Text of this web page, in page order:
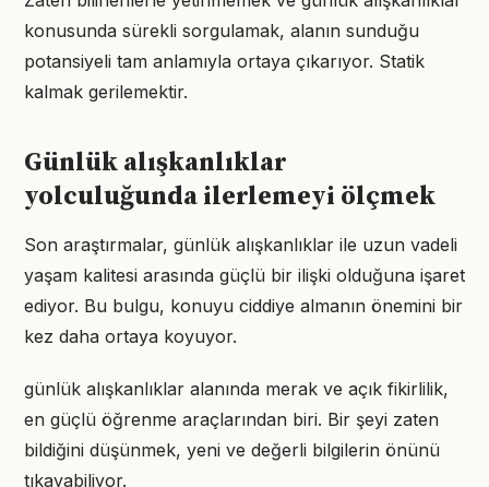
konusunda sürekli sorgulamak, alanın sunduğu
potansiyeli tam anlamıyla ortaya çıkarıyor. Statik
kalmak gerilemektir.
Günlük alışkanlıklar
yolculuğunda ilerlemeyi ölçmek
Son araştırmalar, günlük alışkanlıklar ile uzun vadeli
yaşam kalitesi arasında güçlü bir ilişki olduğuna işaret
ediyor. Bu bulgu, konuyu ciddiye almanın önemini bir
kez daha ortaya koyuyor.
günlük alışkanlıklar alanında merak ve açık fikirlilik,
en güçlü öğrenme araçlarından biri. Bir şeyi zaten
bildiğini düşünmek, yeni ve değerli bilgilerin önünü
tıkayabiliyor.